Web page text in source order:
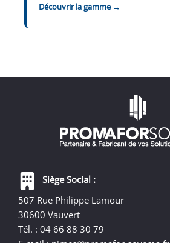
Découvrir la gamme →
Siège Social :
507 Rue Philippe Lamour
30600 Vauvert
Tél. : 04 66 88 30 79